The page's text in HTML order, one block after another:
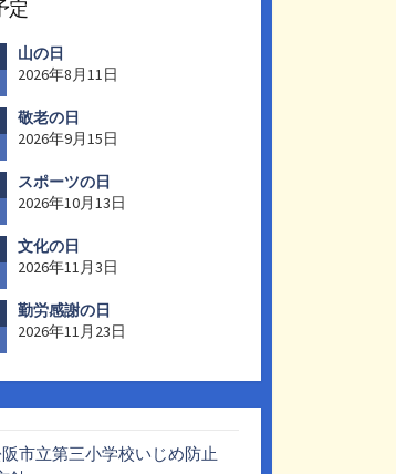
定
山の日
2026年8月11日
敬老の日
2026年9月15日
スポーツの日
2026年10月13日
文化の日
2026年11月3日
勤労感謝の日
2026年11月23日
市立第三小学校いじめ防止